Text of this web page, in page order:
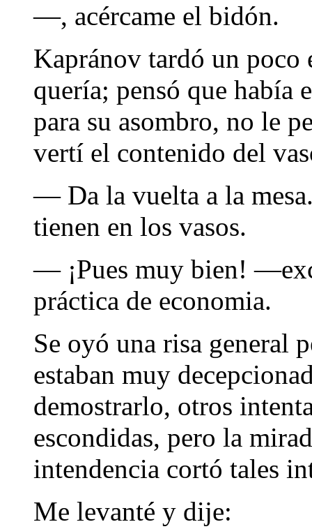
—, acércame el bidón.
Kapránov tardó un poco
quería; pensó que había
para su asombro, no le
vertí el contenido del
— Da la vuelta a la
tienen en los vasos.
— ¡Pues muy bien!
práctica de economia.
Se oyó una risa general
estaban muy
demostrarlo, otros
escondidas, pero la
intendencia cortó tales
Me levanté y dije: